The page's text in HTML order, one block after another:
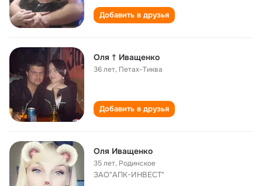
Добавить в друзья
Oля † Иващенко
36 лет, Петах-Tиква
Добавить в друзья
Оля Иващенко
35 лет, Родинское
ЗАО"АПК-ИНВЕСТ"